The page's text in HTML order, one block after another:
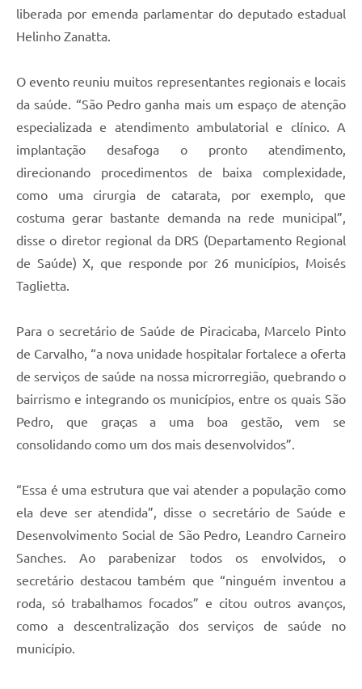
liberada por emenda parlamentar do deputado estadual
Helinho Zanatta.
O evento reuniu muitos representantes regionais e locais
da saúde. “São Pedro ganha mais um espaço de atenção
especializada e atendimento ambulatorial e clínico. A
implantação desafoga o pronto atendimento,
direcionando procedimentos de baixa complexidade,
como uma cirurgia de catarata, por exemplo, que
costuma gerar bastante demanda na rede municipal”,
disse o diretor regional da DRS (Departamento Regional
de Saúde) X, que responde por 26 municípios, Moisés
Taglietta.
Para o secretário de Saúde de Piracicaba, Marcelo Pinto
de Carvalho, “a nova unidade hospitalar fortalece a oferta
de serviços de saúde na nossa microrregião, quebrando o
bairrismo e integrando os municípios, entre os quais São
Pedro, que graças a uma boa gestão, vem se
consolidando como um dos mais desenvolvidos”.
“Essa é uma estrutura que vai atender a população como
ela deve ser atendida”, disse o secretário de Saúde e
Desenvolvimento Social de São Pedro, Leandro Carneiro
Sanches. Ao parabenizar todos os envolvidos, o
secretário destacou também que “ninguém inventou a
roda, só trabalhamos focados” e citou outros avanços,
como a descentralização dos serviços de saúde no
município.